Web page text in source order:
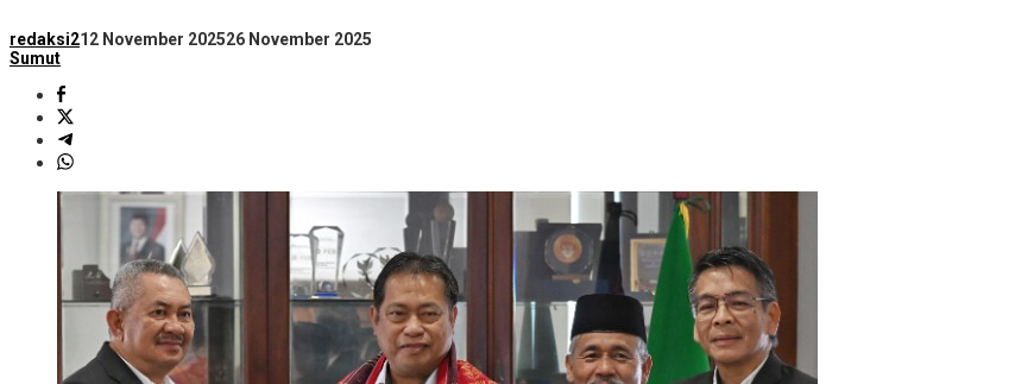
redaksi212 November 202526 November 2025
Sumut